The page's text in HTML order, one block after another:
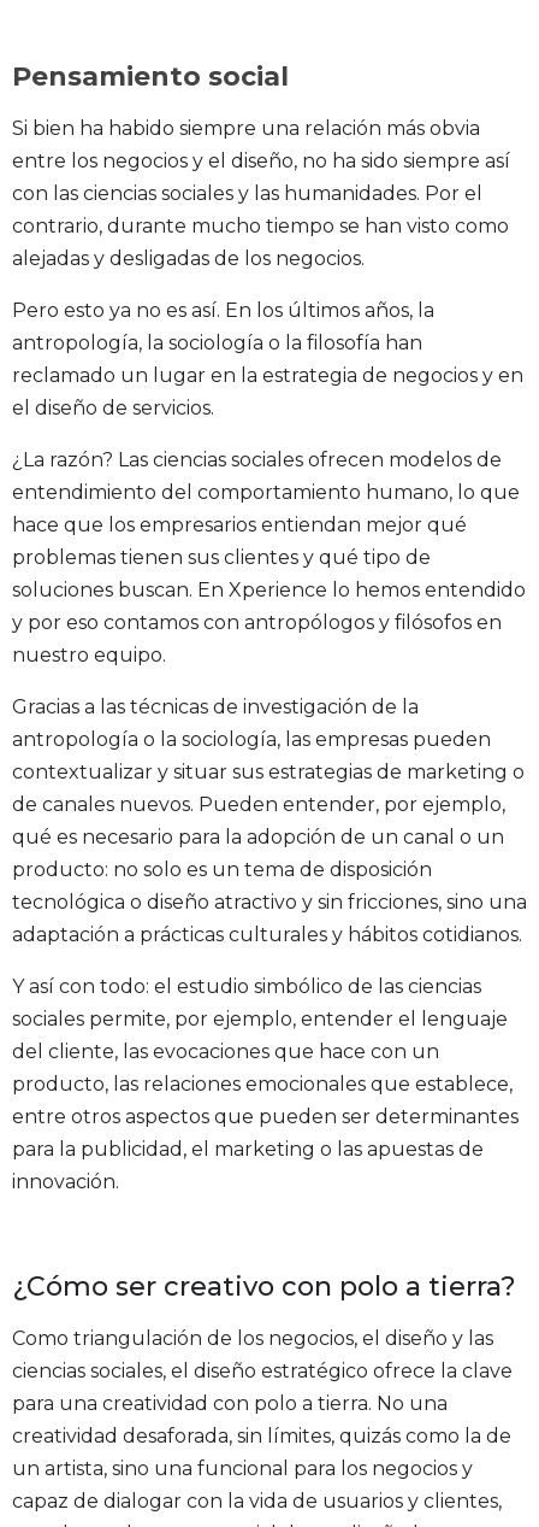
Pensamiento social
Si bien ha habido siempre una relación más obvia
entre los negocios y el diseño, no ha sido siempre así
con las ciencias sociales y las humanidades. Por el
contrario, durante mucho tiempo se han visto como
alejadas y desligadas de los negocios.
Pero esto ya no es así. En los últimos años, la
antropología, la sociología o la filosofía han
reclamado un lugar en la estrategia de negocios y en
el diseño de servicios.
¿La razón? Las ciencias sociales ofrecen modelos de
entendimiento del comportamiento humano, lo que
hace que los empresarios entiendan mejor qué
problemas tienen sus clientes y qué tipo de
soluciones buscan. En Xperience lo hemos entendido
y por eso contamos con antropólogos y filósofos en
nuestro equipo.
Gracias a las técnicas de investigación de la
antropología o la sociología, las empresas pueden
contextualizar y situar sus estrategias de marketing o
de canales nuevos. Pueden entender, por ejemplo,
qué es necesario para la adopción de un canal o un
producto: no solo es un tema de disposición
tecnológica o diseño atractivo y sin fricciones, sino una
adaptación a prácticas culturales y hábitos cotidianos.
Y así con todo: el estudio simbólico de las ciencias
sociales permite, por ejemplo, entender el lenguaje
del cliente, las evocaciones que hace con un
producto, las relaciones emocionales que establece,
entre otros aspectos que pueden ser determinantes
para la publicidad, el marketing o las apuestas de
innovación.
¿Cómo ser creativo con polo a tierra?
Como triangulación de los negocios, el diseño y las
ciencias sociales, el diseño estratégico ofrece la clave
para una creatividad con polo a tierra. No una
creatividad desaforada, sin límites, quizás como la de
un artista, sino una funcional para los negocios y
capaz de dialogar con la vida de usuarios y clientes,